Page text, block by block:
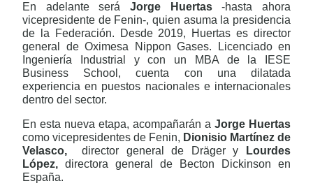
En adelante será Jorge Huertas-hasta ahora
vicepresidente de Fenin-, quien asuma la presidencia
de la Federación. Desde 2019, Huertas es director
general de Oximesa Nippon Gases. Licenciado en
Ingeniería Industrial y con un MBA de la IESE
Business School, cuenta con una dilatada
experiencia en puestos nacionales e internacionales
dentro del sector.
En esta nueva etapa, acompañarán a Jorge Huertas
como vicepresidentes de Fenin, Dionisio Martínez de
Velasco,director general de Dräger y
Lourdes
López, directora general de Becton Dickinson en
España.